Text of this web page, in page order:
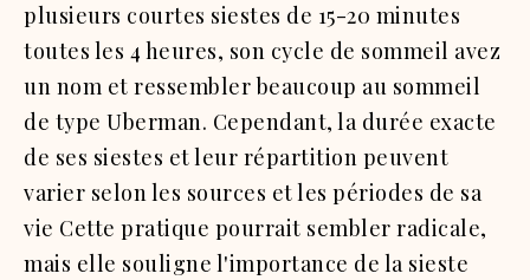
plusieurs courtes siestes de 15-20 minutes
toutes les 4 heures, son cycle de sommeil avez
un nom et ressembler beaucoup au sommeil
de type Uberman. Cependant, la durée exacte
de ses siestes et leur répartition peuvent
varier selon les sources et les périodes de sa
vie Cette pratique pourrait sembler radicale,
mais elle souligne l'importance de la sieste